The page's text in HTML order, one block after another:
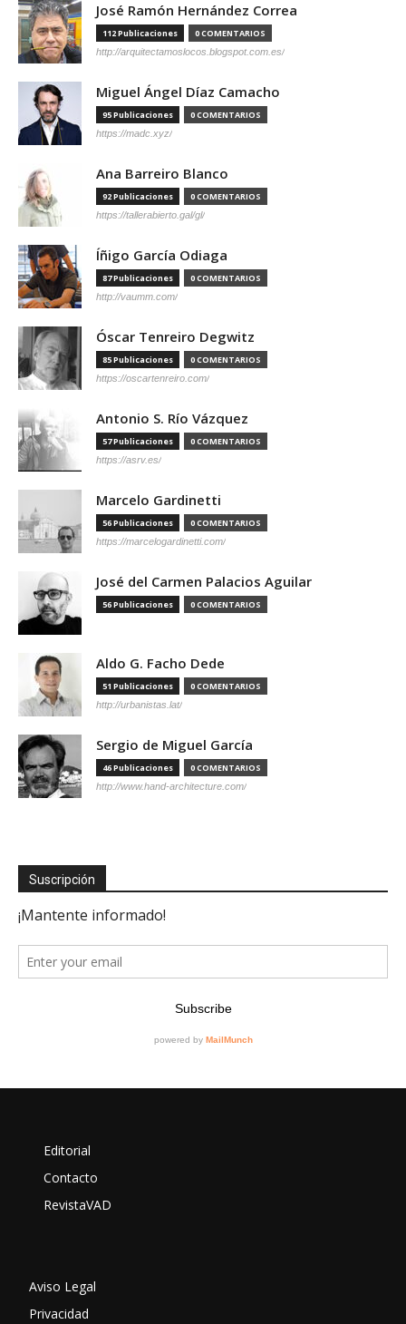
José Ramón Hernández Correa
112 Publicaciones 0 COMENTARIOS
http://arquitectamoslocos.blogspot.com.es/
Miguel Ángel Díaz Camacho
95 Publicaciones 0 COMENTARIOS
https://madc.xyz/
Ana Barreiro Blanco
92 Publicaciones 0 COMENTARIOS
https://tallerabierto.gal/gl/
Íñigo García Odiaga
87 Publicaciones 0 COMENTARIOS
http://vaumm.com/
Óscar Tenreiro Degwitz
85 Publicaciones 0 COMENTARIOS
https://oscartenreiro.com/
Antonio S. Río Vázquez
57 Publicaciones 0 COMENTARIOS
https://asrv.es/
Marcelo Gardinetti
56 Publicaciones 0 COMENTARIOS
https://marcelogardinetti.com/
José del Carmen Palacios Aguilar
56 Publicaciones 0 COMENTARIOS
Aldo G. Facho Dede
51 Publicaciones 0 COMENTARIOS
http://urbanistas.lat/
Sergio de Miguel García
46 Publicaciones 0 COMENTARIOS
http://www.hand-architecture.com/
Suscripción
Editorial
Contacto
RevistaVAD
Aviso Legal
Privacidad